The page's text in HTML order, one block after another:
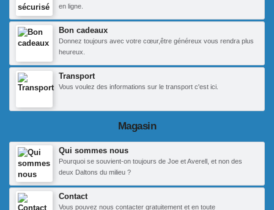
en ligne.
Bon cadeaux
Donnez toujours avec votre cœur,être généreux vous rendra plus
heureux.
Transport
Vous voulez des informations sur le transport c'est ici.
Magasin
Qui sommes nous
Pourquoi se souvient-on toujours de Joe et Averell, et non des
deux Daltons du milieu ?
Contact
Vous pouvez nous contacter gratuitement et en toute